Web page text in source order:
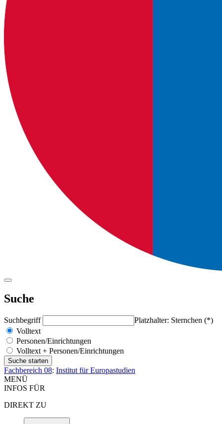
Suche
Suchbegriff
Platzhalter: Sternchen (*)
Volltext
Personen/Einrichtungen
Volltext + Personen/Einrichtungen
Fachbereich 08: Institut für Europastudien
MENÜ
INFOS FÜR
DIREKT ZU